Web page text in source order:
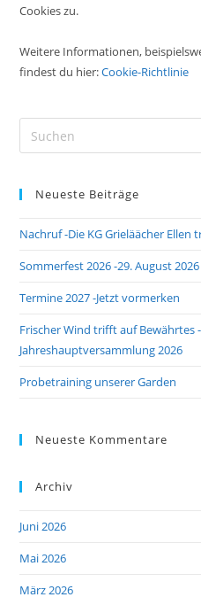
Cookies zu.
Weitere Informationen,
findest du hier:Cookie-Richtlinie
Neueste Beiträge
Nachruf -Die KG Grieläächer
Sommerfest 2026 -29. August 2026
Termine 2027 -Jetzt vormerken
Frischer Wind trifft auf Bewährtes
Jahreshauptversammlung 2026
Probetraining unserer Garden
Neueste Kommentare
Archiv
Juni 2026
Mai 2026
März 2026